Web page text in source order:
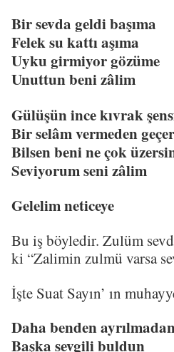
Bir sevda geldi başıma
Felek su kattı aşıma
Uyku girmiyor gözüme
Unuttun beni zâlim
Gülüşün ince kıvrak
Bir selâm vermeden
Bilsen beni ne çok
Seviyorum seni zâlim
Gelelim neticeye
Bu iş böyledir. Zulüm
ki “Zalimin zulmü varsa
İşte Suat Sayın’ ın
Daha benden
Başka sevgili buldun